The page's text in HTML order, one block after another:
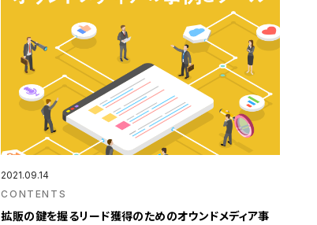
2021.09.14
CONTENTS
拡販の鍵を握るリード獲得のためのオウンドメディア事